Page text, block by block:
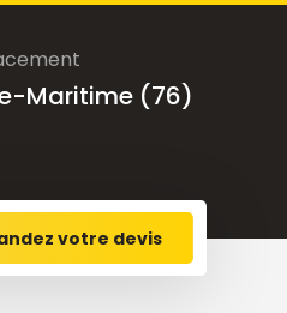
Maritime (76)
votre devis